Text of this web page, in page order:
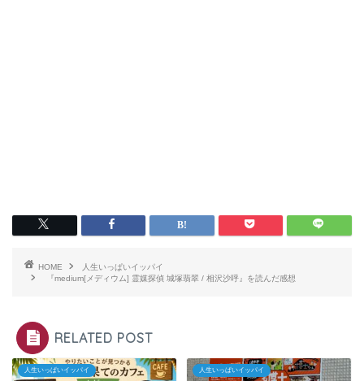
HOME
人生いっぱいイッパイ
『medium[メディウム] 霊媒探偵 城塚翡翠 / 相沢沙呼』を読んだ感想
RELATED POST
人生いっぱいイッパイ 人生いっぱいイッパイ